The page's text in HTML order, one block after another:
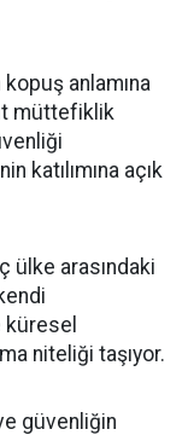
anlamına
müttefiklik
katılımına açık
ülke arasındaki
küresel
niteliği taşıyor.
güvenliğin